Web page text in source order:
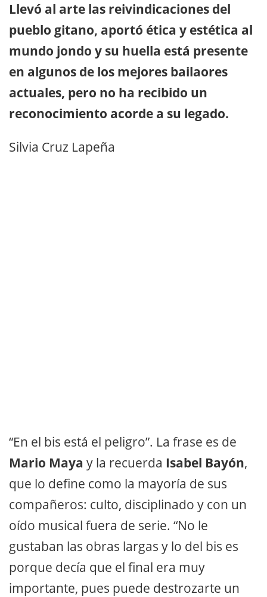
Llevó al arte las reivindicaciones del
pueblo gitano, aportó ética y estética al
mundo jondo y su huella está presente
en algunos de los mejores bailaores
actuales, pero no ha recibido un
reconocimiento acorde a su legado.
Silvia Cruz Lapeña
“En el bis está el peligro”. La frase es de
Mario Maya y la recuerda Isabel Bayón,
que lo define como la mayoría de sus
compañeros: culto, disciplinado y con un
oído musical fuera de serie. “No le
gustaban las obras largas y lo del bis es
porque decía que el final era muy
importante, pues puede destrozarte un